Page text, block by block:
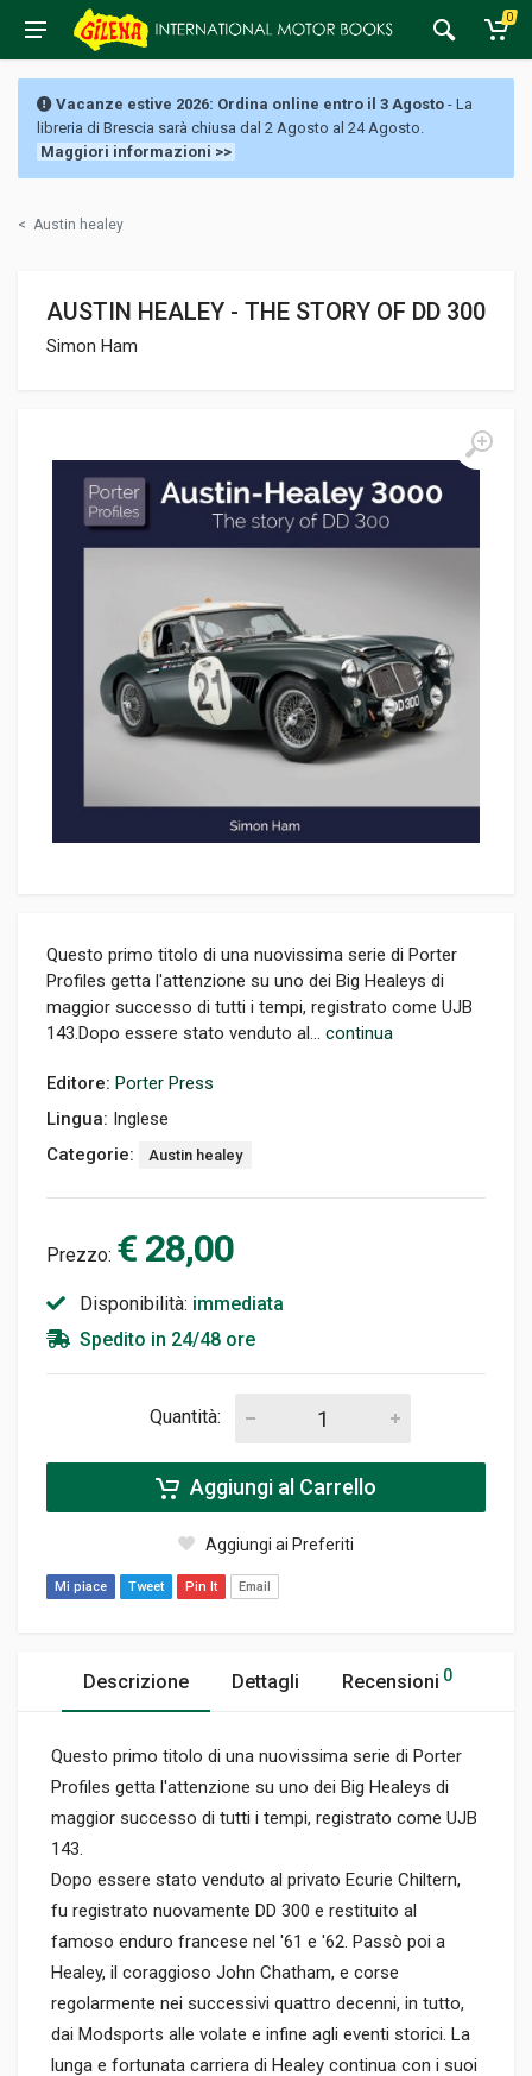
0
Vacanze estive 2026: Ordina online entro il 3 Agosto - La
libreria di Brescia sarà chiusa dal 2 Agosto al 24 Agosto.
Maggiori informazioni >>
< Austin healey
AUSTIN HEALEY - THE STORY OF DD 300
Simon Ham
Questo primo titolo di una nuovissima serie di Porter
Profiles getta l'attenzione su uno dei Big Healeys di
maggior successo di tutti i tempi, registrato come UJB
143.Dopo essere stato venduto al... continua
Editore: Porter Press
Lingua: Inglese
Categorie:
Austin healey
Prezzo: € 28,00
Disponibilità: immediata
Spedito in 24/48 ore
Quantità:
Aggiungi al Carrello
Aggiungi ai Preferiti
Mi piace Tweet Pin It Email
Descrizione Dettagli Recensioni 0
Questo primo titolo di una nuovissima serie di Porter
Profiles getta l'attenzione su uno dei Big Healeys di
maggior successo di tutti i tempi, registrato come UJB
143.
Dopo essere stato venduto al privato Ecurie Chiltern,
fu registrato nuovamente DD 300 e restituito al
famoso enduro francese nel '61 e '62. Passò poi a
Healey, il coraggioso John Chatham, e corse
regolarmente nei successivi quattro decenni, in tutto,
dai Modsports alle volate e infine agli eventi storici. La
lunga e fortunata carriera di Healey continua con i suoi